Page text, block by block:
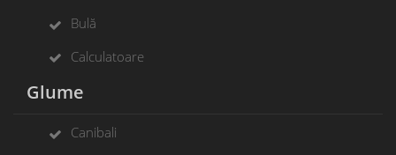
Bulă
Calculatoare
Glume
Canibali